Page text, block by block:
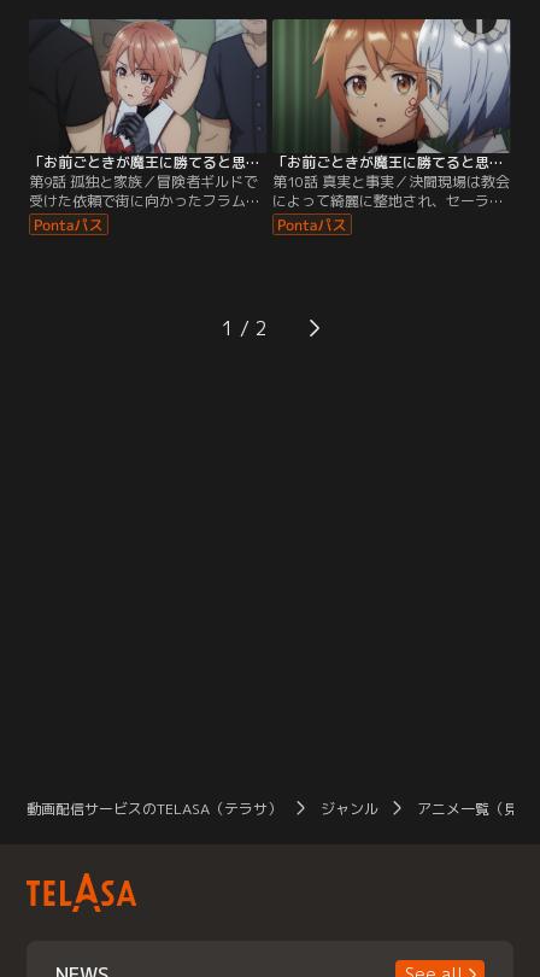
たフラム。あげく市民らしき盲目の
少女を人質にとられ、絶体絶命……
そこへ突如現れたのは、王国軍副将
軍オティーリエだった。オティーリ
エの助けもあり窮地を脱したフラム
が家路急ぐと…。
インの元取り巻きカーニスたちが、
新たな権力者として振る舞ってい
た。さらにフラムは、デインが教会
で敬虔に祈る姿を目にする。オティ
ーリエの話では教会がデインの後ろ
盾になったというが……。
「お前ごときが魔王に勝てると思うな」と勇者パーティを追放されたので、王都で気ままに暮らしたい 第09話
第9話 孤独と家族／冒険者ギルドで
受けた依頼で街に向かったフラム
は、道に散乱する異形の肉塊を発見
する。現場にいた教会騎士のエドた
過去に遭遇したキマイラやオーガと
の類似性に気づく。その頃、橋の下
「お前ごときが魔王に勝てると思うな」と勇者パーティを追放されたので、王都で気ままに暮らしたい 第10話
第10話 真実と事実／決闘現場は教会
によって綺麗に整地され、セーラの
行方は依然分からない。中央区の教
会でエルンからセーラは魔族崇拝の
ていたオティーリエさえも所在がわ
からない。フラムは意を決し、イン
1
動画配信サービスのTELASA（テラサ） ジャンル アニメ一覧（見放